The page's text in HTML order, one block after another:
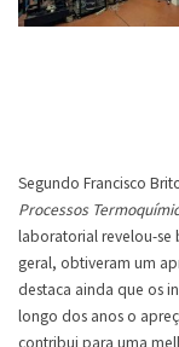
Segundo Francisco
Processos
laboratorial revelou-se
geral, obtiveram um
destaca ainda que os
longo dos anos o
contribui para uma